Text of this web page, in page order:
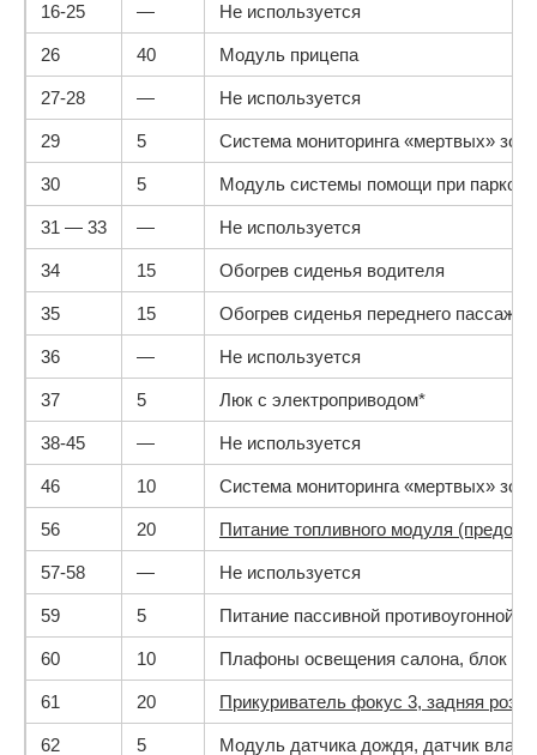
16-25 — Не используется
26 40 Модуль прицепа
27-28 — Не используется
29 5 Система мониторинга «мертвых»
30 5 Модуль системы помощи при
31 — 33 — Не используется
34 15 Обогрев сиденья водителя
35 15 Обогрев сиденья переднего
36 — Не используется
37 5 Люк с электроприводом*
38-45 — Не используется
46 10 Система мониторинга «мертвых»
56 20 Питание топливного модуля
57-58 — Не используется
59 5 Питание пассивной противоугонной
60 10 Плафоны освещения салона, блок
61 20 Прикуриватель фокус 3, задняя
62 5 Модуль датчика дождя, датчик